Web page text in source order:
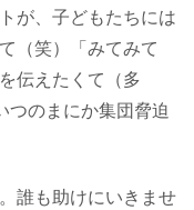
が、子どもたちには
（笑）「みてみて
伝えたくて（多
つのまにか集団脅迫
誰も助けにいきませ